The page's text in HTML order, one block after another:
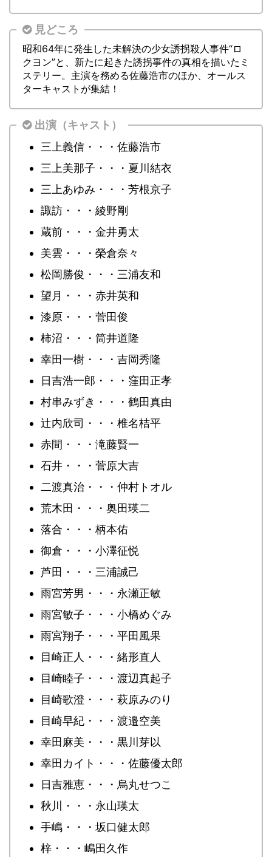
見どころ
昭和64年に発生した未解決の少女誘拐殺人事件“ロ
クヨン”と、新たに起きた誘拐事件の真相を描いたミ
ステリー。主演を務める佐藤浩市のほか、オールス
ターキャストが集結！
出演（キャスト）
三上義信・・・佐藤浩市
三上美那子・・・夏川結衣
三上あゆみ・・・芳根京子
諏訪・・・綾野剛
蔵前・・・金井勇太
美雲・・・榮倉奈々
松岡勝俊・・・三浦友和
望月・・・赤井英和
漆原・・・菅田俊
柿沼・・・筒井道隆
幸田一樹・・・吉岡秀隆
日吉浩一郎・・・窪田正孝
村串みずき・・・鶴田真由
辻内欣司・・・椎名桔平
赤間・・・滝藤賢一
石井・・・菅原大吉
二渡真治・・・仲村トオル
荒木田・・・奥田瑛二
落合・・・柄本佑
御倉・・・小澤征悦
芦田・・・三浦誠己
雨宮芳男・・・永瀬正敏
雨宮敏子・・・小橋めぐみ
雨宮翔子・・・平田風果
目崎正人・・・緒形直人
目崎睦子・・・渡辺真起子
目崎歌澄・・・萩原みのり
目崎早紀・・・渡邉空美
幸田麻美・・・黒川芽以
幸田カイト・・・佐藤優太郎
日吉雅恵・・・烏丸せつこ
秋川・・・永山瑛太
手嶋・・・坂口健太郎
梓・・・嶋田久作